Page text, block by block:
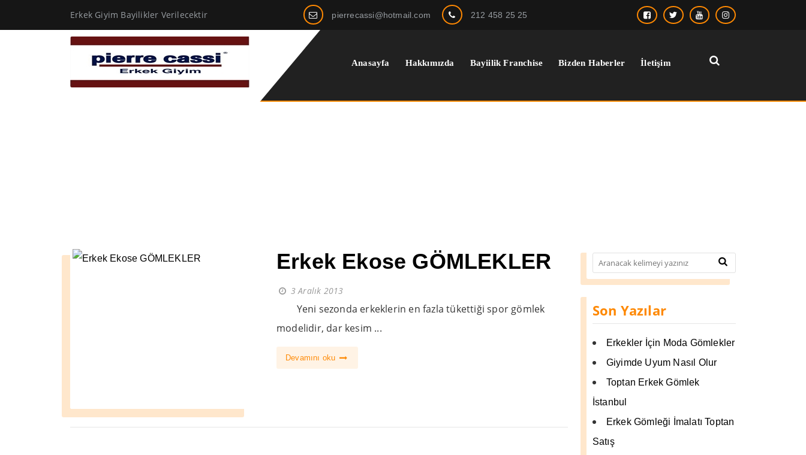
Erkek Giyim Bayilikler Verilecektir pierrecassi@hotmail.com 212 458 25 25
Anasayfa Hakkımızda Bayiilik Franchise Bizden Haberler İletişim
Erkek Ekose GÖMLEKLER
3 Aralık 2013
Yeni sezonda erkeklerin en fazla tükettiği spor gömlek
modelidir, dar kesim ...
Devamını oku
Son Yazılar
Erkekler İçin Moda Gömlekler
Giyimde Uyum Nasıl Olur
Toptan Erkek Gömlek
İstanbul
Erkek Gömleği İmalatı Toptan
Satış